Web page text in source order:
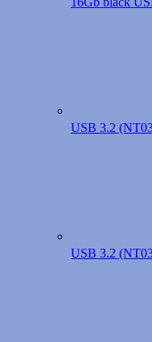
USB 3.2
USB 3.2